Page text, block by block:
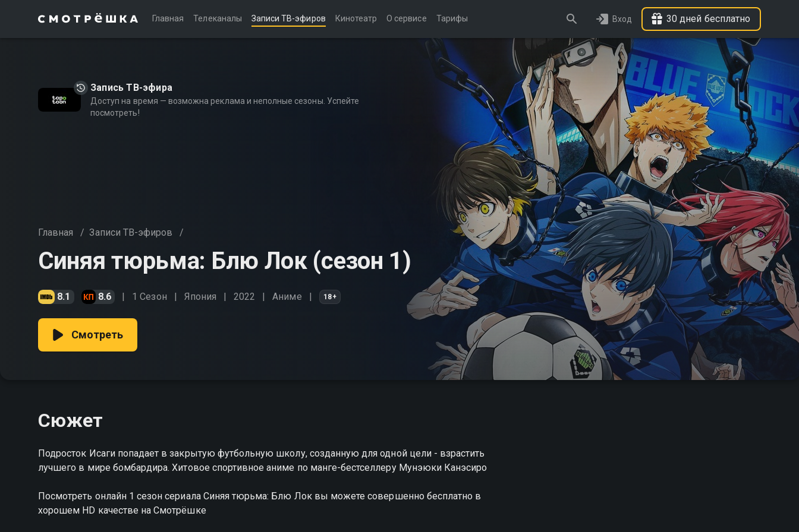
Главная Телеканалы Записи ТВ-эфиров Кинотеатр О сервисе Тарифы Вход 30 дней бесплатно
Запись ТВ-эфира
Доступ на время — возможна реклама и неполные сезоны. Успейте
посмотреть!
Главная / Записи ТВ-эфиров /
Синяя тюрьма: Блю Лок (сезон 1)
8.1 8.6 1 Сезон Япония 2022 Аниме 18+
Смотреть
Сюжет
Подросток Исаги попадает в закрытую футбольную школу, созданную для одной цели - взрастить
лучшего в мире бомбардира. Хитовое спортивное аниме по манге-бестселлеру Мунэюки Канэсиро
Посмотреть онлайн 1 сезон сериала Синяя тюрьма: Блю Лок вы можете совершенно бесплатно в
хорошем HD качестве на Смотрёшке